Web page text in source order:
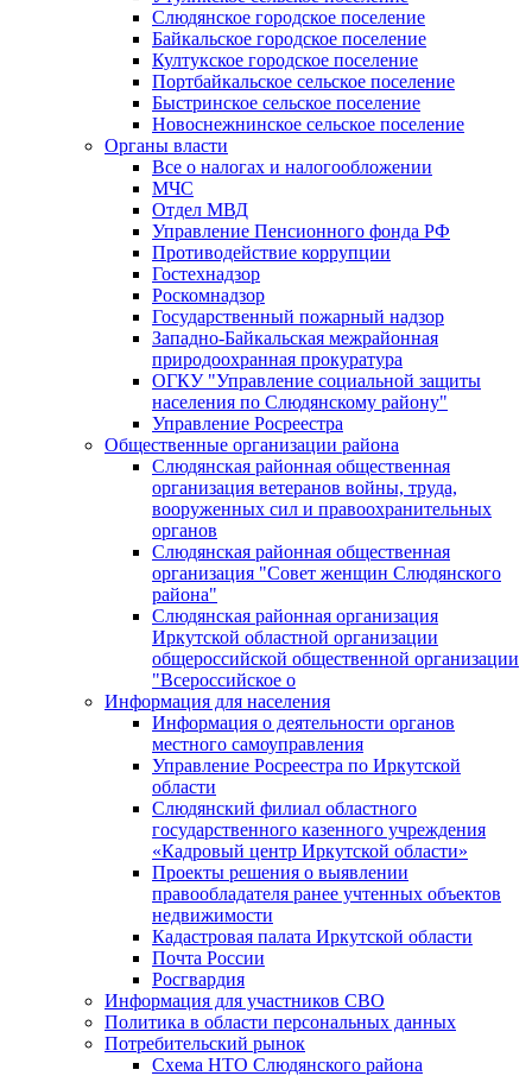
Слюдянское городское поселение
Байкальское городское поселение
Култукское городское поселение
Портбайкальское сельское поселение
Быстринское сельское поселение
Новоснежнинское сельское поселение
Органы власти
Все о налогах и налогообложении
МЧС
Отдел МВД
Управление Пенсионного фонда РФ
Противодействие коррупции
Гостехнадзор
Роскомнадзор
Государственный пожарный надзор
Западно-Байкальская межрайонная
природоохранная прокуратура
ОГКУ "Управление социальной защиты
населения по Слюдянскому району"
Управление Росреестра
Общественные организации района
Слюдянская районная общественная
организация ветеранов войны, труда,
вооруженных сил и правоохранительных
органов
Слюдянская районная общественная
организация "Совет женщин Слюдянского
района"
Слюдянская районная организация
Иркутской областной организации
общероссийской общественной организации
"Всероссийское о
Информация для населения
Информация о деятельности органов
местного самоуправления
Управление Росреестра по Иркутской
области
Слюдянский филиал областного
государственного казенного учреждения
«Кадровый центр Иркутской области»
Проекты решения о выявлении
правообладателя ранее учтенных объектов
недвижимости
Кадастровая палата Иркутской области
Почта России
Росгвардия
Информация для участников СВО
Политика в области персональных данных
Потребительский рынок
Схема НТО Слюдянского района